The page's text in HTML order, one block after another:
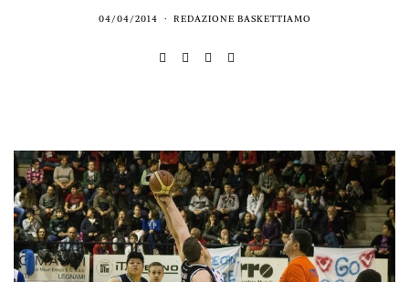
04/04/2014 REDAZIONE BASKETTIAMO